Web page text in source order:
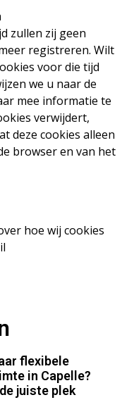
zullen zij geen
registreren. Wilt
voor die tijd
we u naar de
mee informatie te
verwijdert,
deze cookies alleen
browser en van het
hoe wij cookies
flexibele
in Capelle?
juiste plek